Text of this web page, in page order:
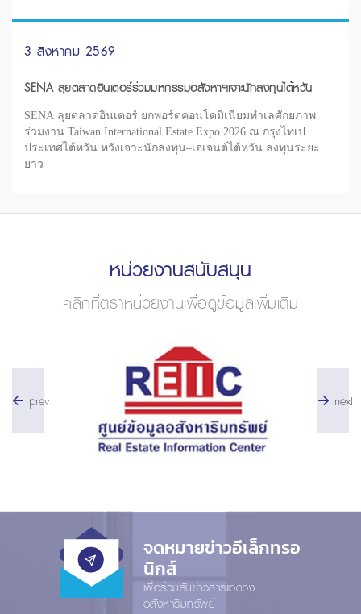
3 สิงหาคม 2569
SENA ลุยตลาดอินเตอร์ร่วมมหกรรมอสังหาฯเจาะนักลงทุนไต้หวัน
SENA ลุยตลาดอินเตอร์ ยกพอร์ตคอนโดมิเนียมทำเลศักยภาพ
ร่วมงาน Taiwan International Estate Expo 2026 ณ กรุงไทเป
ประเทศไต้หวัน หวังเจาะนักลงทุน–เอเจนต์ไต้หวัน ลงทุนระยะ
ยาว
หน่วยงานสนับสนุน
คลิกที่ตราหน่วยงานเพื่อดูข้อมูลเพิ่มเติม
prev next
จดหมายข่าวอีเล็กทรอ
นิกส์
เพื่อร่วมรับข่าวสารแวดวง
อสังหาริมทรัพย์